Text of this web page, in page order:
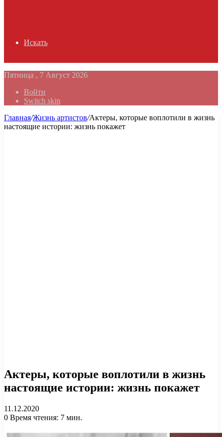
Искать
Пятница , 7 Август 2026
Войти
Switch skin
Главная/Жизнь артистов/Актеры, которые воплотили в жизнь
настоящие истории: жизнь покажет
Актеры, которые воплотили в жизнь
настоящие истории: жизнь покажет
11.12.2020
0 Время чтения: 7 мин.